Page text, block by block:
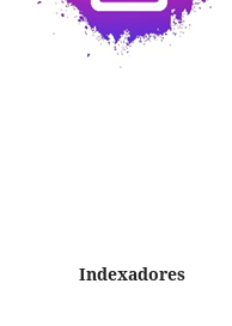
Indexadores